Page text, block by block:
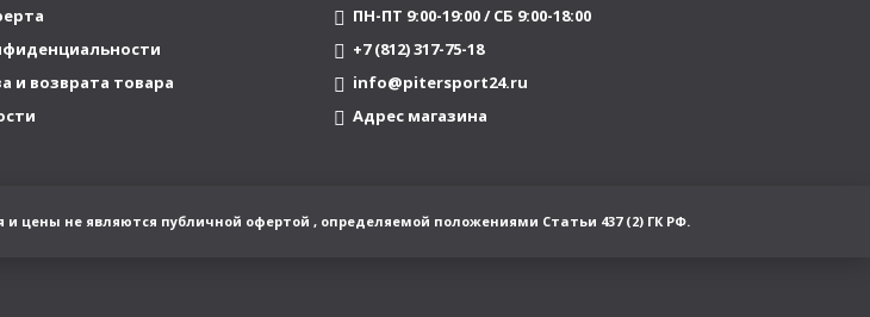
и возврата товара
ПН-ПТ 9:00-19:00 / СБ 9:00-18:00
+7 (812) 317-75-18
info@pitersport24.ru
Адрес магазина
и цены не являются публичной офертой , определяемой положениями Статьи 437 (2) ГК РФ.